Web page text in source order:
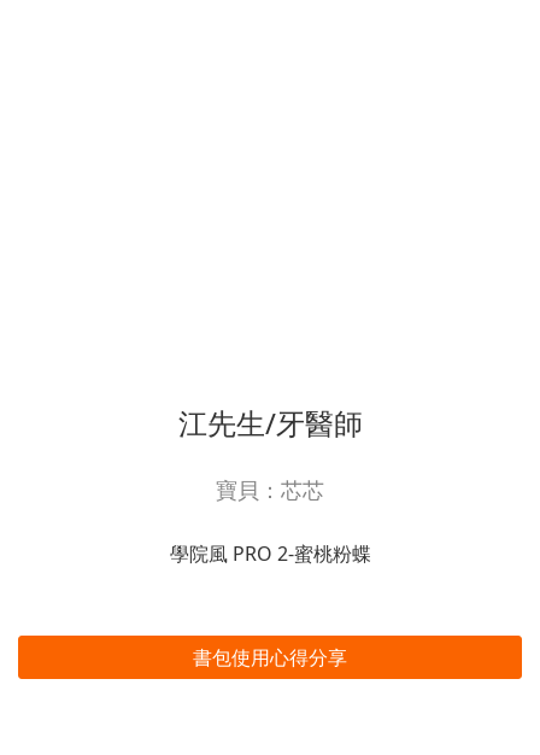
江先生/牙醫師
寶貝：芯芯
學院風 PRO 2-蜜桃粉蝶
書包使用心得分享